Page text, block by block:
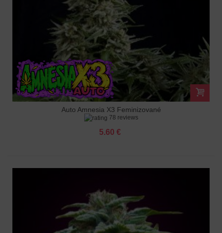
Auto Amnesia X3 Feminizované
78 reviews
5.60 €